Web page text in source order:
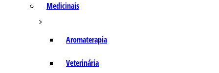
Medicinais
Aromaterapia
Veterinária